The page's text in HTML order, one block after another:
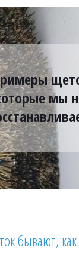
мы
бывают,